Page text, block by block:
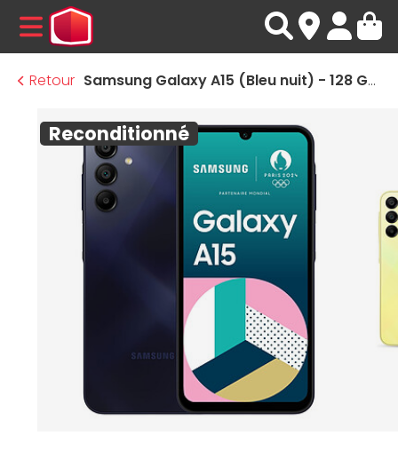
MENU
Retour
Samsung Galaxy A15 (Bleu nuit) - 128 Go - 4 Go · Reconditionné
Reconditionné